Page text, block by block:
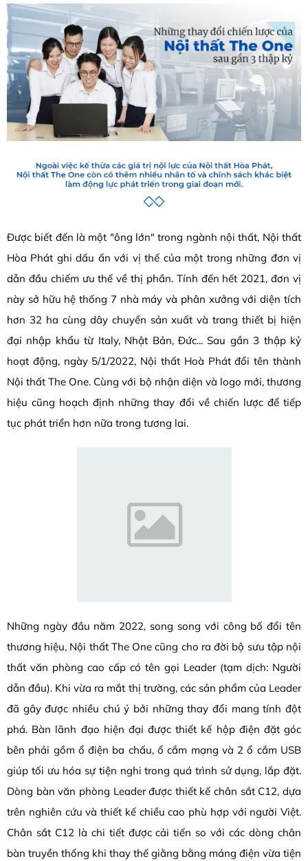
Được biết đến là một "ông lớn" trong ngành nội thất, Nội thất
Hòa Phát ghi dấu ấn với vị thế của một trong những đơn vị
dẫn đầu chiếm ưu thế về thị phần. Tính đến hết 2021, đơn vị
này sở hữu hệ thống 7 nhà máy và phân xưởng với diện tích
hơn 32 ha cùng dây chuyền sản xuất và trang thiết bị hiện
đại nhập khẩu từ Italy, Nhật Bản, Đức... Sau gần 3 thập kỷ
hoạt động, ngày 5/1/2022, Nội thất Hoà Phát đổi tên thành
Nội thất The One. Cùng với bộ nhận diện và logo mới, thương
hiệu cũng hoạch định những thay đổi về chiến lược để tiếp
tục phát triển hơn nữa trong tương lai.
Những ngày đầu năm 2022, song song với công bố đổi tên
thương hiệu, Nội thất The One cũng cho ra đời bộ sưu tập nội
thất văn phòng cao cấp có tên gọi Leader (tạm dịch: Người
dẫn đầu). Khi vừa ra mắt thị trường, các sản phẩm của Leader
đã gây được nhiều chú ý bởi những thay đổi mang tính đột
phá. Bàn lãnh đạo hiện đại được thiết kế hộp điện đặt góc
bên phải gồm ổ điện ba chấu, ổ cắm mạng và 2 ổ cắm USB
giúp tối ưu hóa sự tiện nghi trong quá trình sử dụng, lắp đặt.
Dòng bàn văn phòng Leader được thiết kế chân sắt C12, dựa
trên nghiên cứu và thiết kế chiều cao phù hợp với người Việt.
Chân sắt C12 là chi tiết được cải tiến so với các dòng chân
bàn truyền thống khi thay thế giằng bằng máng điện vừa tiện